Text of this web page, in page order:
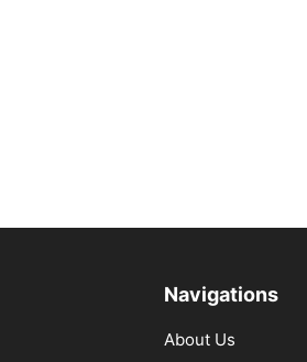
Navigations
About Us